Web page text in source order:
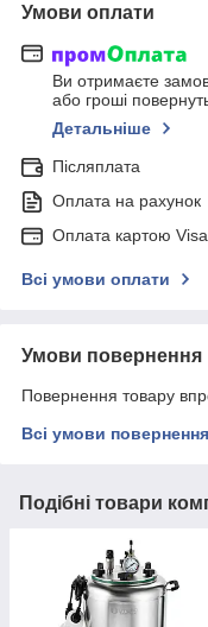
Умови оплати
Ви отримаєте
або гроші
Детальніше
Післяплата
Оплата на рахунок
Оплата картою
Всі умови оплати
Умови повернення
Повернення товару
Всі умови повернення
Подібні товари